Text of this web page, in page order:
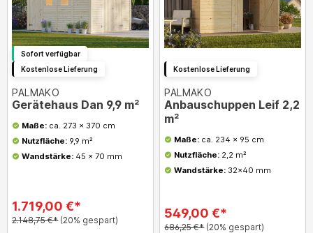
Sofort verfügbar
Kostenlose Lieferung
PALMAKO
Gerätehaus Dan 9,9 m²
Maße: ca. 273 x 370 cm
Nutzfläche:9,9 m²
Wandstärke:45 x 70 mm
1.719,00 €*
2.148,75 €* (20% gespart)
Kostenlose Lieferung
PALMAKO
Anbauschuppen Leif 2,2
m²
Maße:ca. 234 x 95 cm
Nutzfläche:2,2 m²
Wandstärke: 32x40 mm
549,00 €*
686,25 €* (20% gespart)